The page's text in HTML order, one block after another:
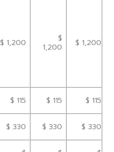
$ 1,200
$
1,200
$ 1,200
$ 115 $ 115
$ 115
$ 330 $ 330
$ 330